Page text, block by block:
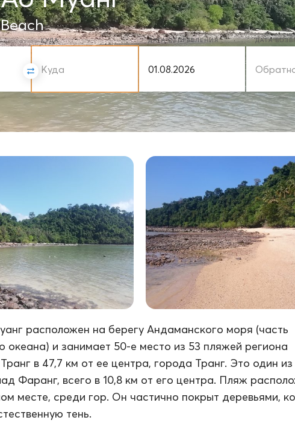
КУДА ДАТА ОТПРАВЛЕНИЯ ДАТА
расположен на берегу Андаманского моря (часть
океана) и занимает 50-е место из 53 пляжей региона
в 47,7 км от ее центра, города Транг. Это один
Фаранг, всего в 10,8 км от его центра. Пляж
месте, среди гор. Он частично покрыт деревьями,
тень.